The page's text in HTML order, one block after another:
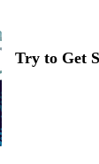
Try to Get